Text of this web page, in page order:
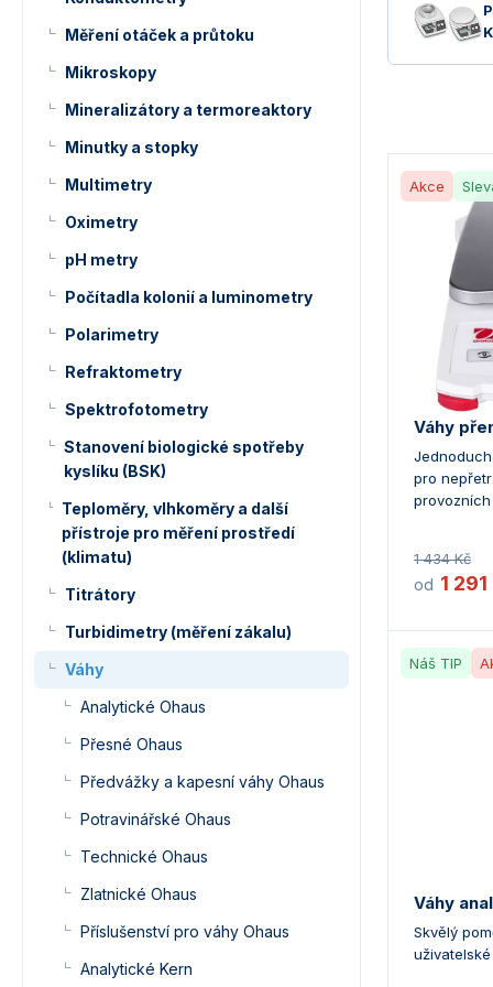
Měření otáček a průtoku
Mikroskopy
Mineralizátory a termoreaktory
Minutky a stopky
Multimetry
Oximetry
pH metry
Počítadla kolonií a luminometry
Polarimetry
Refraktometry
Spektrofotometry
Stanovení biologické spotřeby
kyslíku (BSK)
Teploměry, vlhkoměry a další
přístroje pro měření prostředí
(klimatu)
Titrátory
Turbidimetry (měření zákalu)
Váhy
Analytické Ohaus
Přesné Ohaus
Předvážky a kapesní váhy Ohaus
Potravinářské Ohaus
Technické Ohaus
Zlatnické Ohaus
Příslušenství pro váhy Ohaus
Analytické Kern
Akce
Váhy
pro
provozních
1 434 Kč
od 1
Náš TIP
Váhy
Skvělý